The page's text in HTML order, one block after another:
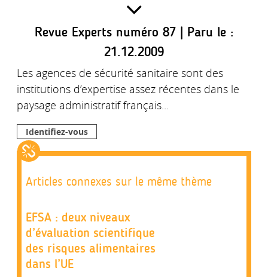
Revue Experts numéro 87 | Paru le :
21.12.2009
Les agences de sécurité sanitaire sont des
institutions d’expertise assez récentes dans le
paysage administratif français...
Identifiez-vous
Articles connexes sur le même thème
EFSA : deux niveaux
d’évaluation scientifique
des risques alimentaires
dans l’UE